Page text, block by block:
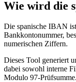
Wie wird die
Die spanische IBAN
Bankkontonummer,
numerischen Ziffern.
Dieses Tool generiert
dabei sowohl interne
Modulo 97-Prüfsumme.